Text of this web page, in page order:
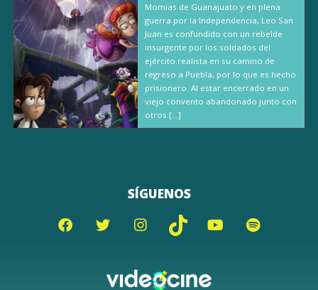
Momias de Guanajuato y en plena
guerra por la Independencia, Leo San
Juan es confundido con un rebelde
insurgente por los soldados del
ejército realista en su camino de
regreso a Puebla, por lo que es hecho
prisionero. Al estar encerrado en un
viejo convento abandonado junto con
otros […]
SÍGUENOS